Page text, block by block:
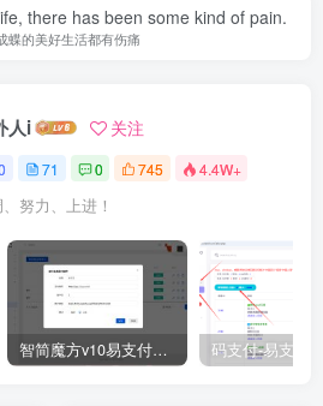
there has been some kind of pain.
蝶的美好生活都有伤痛
人i 关注
71 0 745 4.4W+
努力、上进！
智简魔方v10易支付对接插件